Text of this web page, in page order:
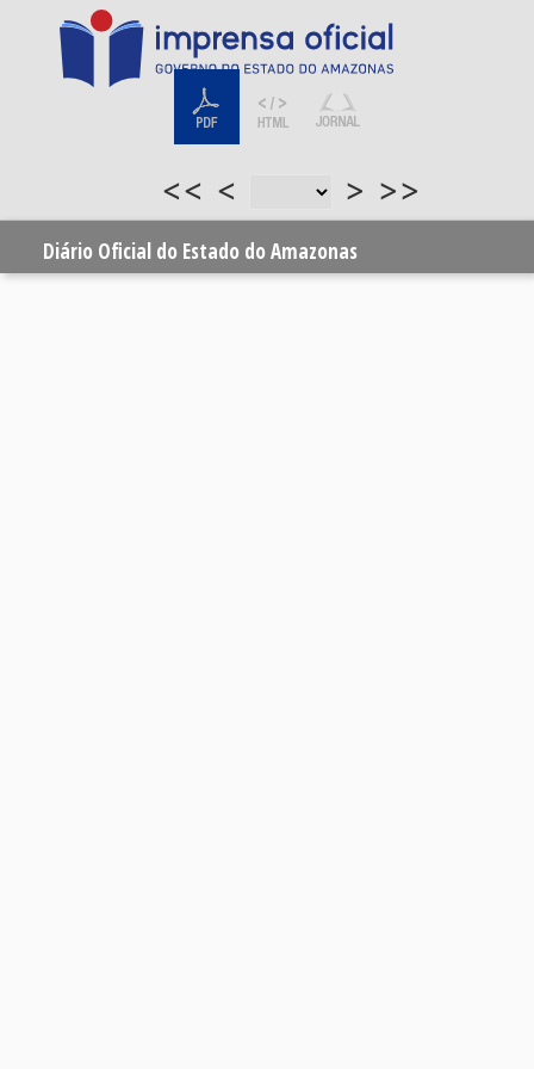
<< < > >>
Diário Oficial do Estado do Amazonas